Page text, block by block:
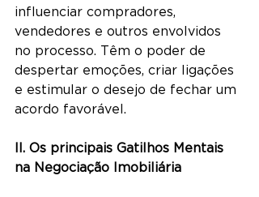
influenciar compradores,
vendedores e outros envolvidos
no processo. Têm o poder de
despertar emoções, criar ligações
e estimular o desejo de fechar um
acordo favorável.
II. Os principais Gatilhos Mentais
na Negociação Imobiliária